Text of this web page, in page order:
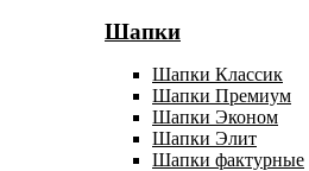
Шапки
Шапки Классик
Шапки Премиум
Шапки Эконом
Шапки Элит
Шапки фактурные